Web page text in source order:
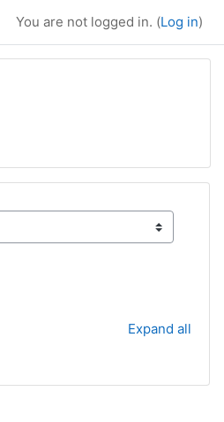
You are not logged in. (Log in)
Expand all